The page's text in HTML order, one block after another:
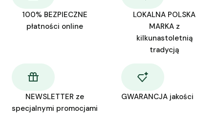
100% BEZPIECZNE
płatności online
LOKALNA POLSKA
MARKA z
kilkunastoletnią
tradycją
NEWSLETTER ze
specjalnymi promocjami
GWARANCJA jakości